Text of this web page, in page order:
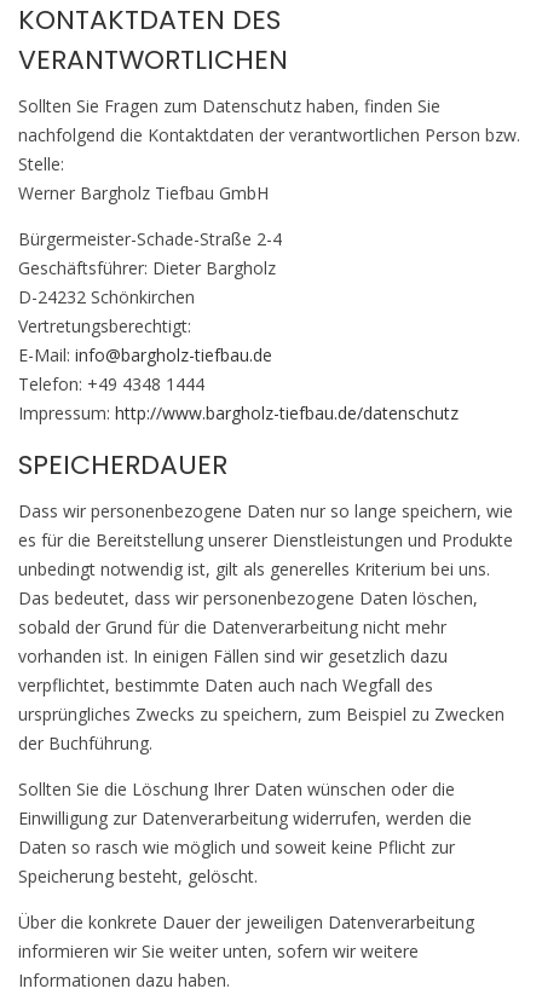
KONTAKTDATEN DES
VERANTWORTLICHEN
Sollten Sie Fragen zum Datenschutz haben, finden Sie
nachfolgend die Kontaktdaten der verantwortlichen Person bzw.
Stelle:
Werner Bargholz Tiefbau GmbH
Bürgermeister-Schade-Straße 2-4
Geschäftsführer: Dieter Bargholz
D-24232 Schönkirchen
Vertretungsberechtigt:
E-Mail: info@bargholz-tiefbau.de
Telefon: +49 4348 1444
Impressum: http://www.bargholz-tiefbau.de/datenschutz
SPEICHERDAUER
Dass wir personenbezogene Daten nur so lange speichern, wie
es für die Bereitstellung unserer Dienstleistungen und Produkte
unbedingt notwendig ist, gilt als generelles Kriterium bei uns.
Das bedeutet, dass wir personenbezogene Daten löschen,
sobald der Grund für die Datenverarbeitung nicht mehr
vorhanden ist. In einigen Fällen sind wir gesetzlich dazu
verpflichtet, bestimmte Daten auch nach Wegfall des
ursprüngliches Zwecks zu speichern, zum Beispiel zu Zwecken
der Buchführung.
Sollten Sie die Löschung Ihrer Daten wünschen oder die
Einwilligung zur Datenverarbeitung widerrufen, werden die
Daten so rasch wie möglich und soweit keine Pflicht zur
Speicherung besteht, gelöscht.
Über die konkrete Dauer der jeweiligen Datenverarbeitung
informieren wir Sie weiter unten, sofern wir weitere
Informationen dazu haben.